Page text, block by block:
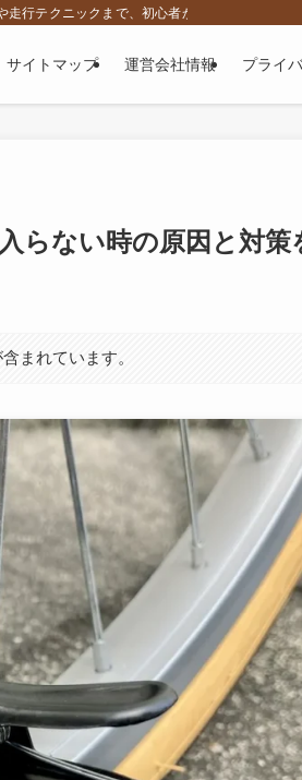
行テクニックまで、初心者から上級者に向け
サイトマップ 運営会社情報 プライ
らない時の原因と対策
まれています。